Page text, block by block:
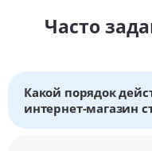
Часто
Какой порядок
интернет-магазин